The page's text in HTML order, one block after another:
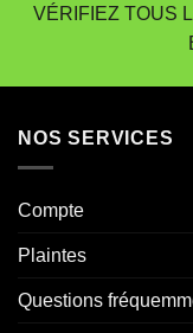
VÉRIFIEZ TOUS
NOS SERVICES
Compte
Plaintes
Questions